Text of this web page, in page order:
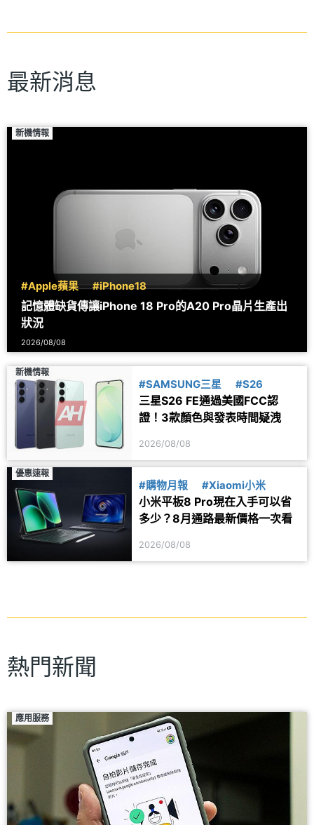
最新消息
新機情報
#Apple蘋果 #iPhone18
記憶體缺貨傳讓iPhone 18 Pro的A20 Pro晶片生產出
狀況
2026/08/08
新機情報
#SAMSUNG三星 #S26
三星S26 FE通過美國FCC認
證！3款顏色與發表時間疑洩
2026/08/08
優惠速報
#購物月報 #Xiaomi小米
小米平板8 Pro現在入手可以省
多少？8月通路最新價格一次看
2026/08/08
熱門新聞
應用服務